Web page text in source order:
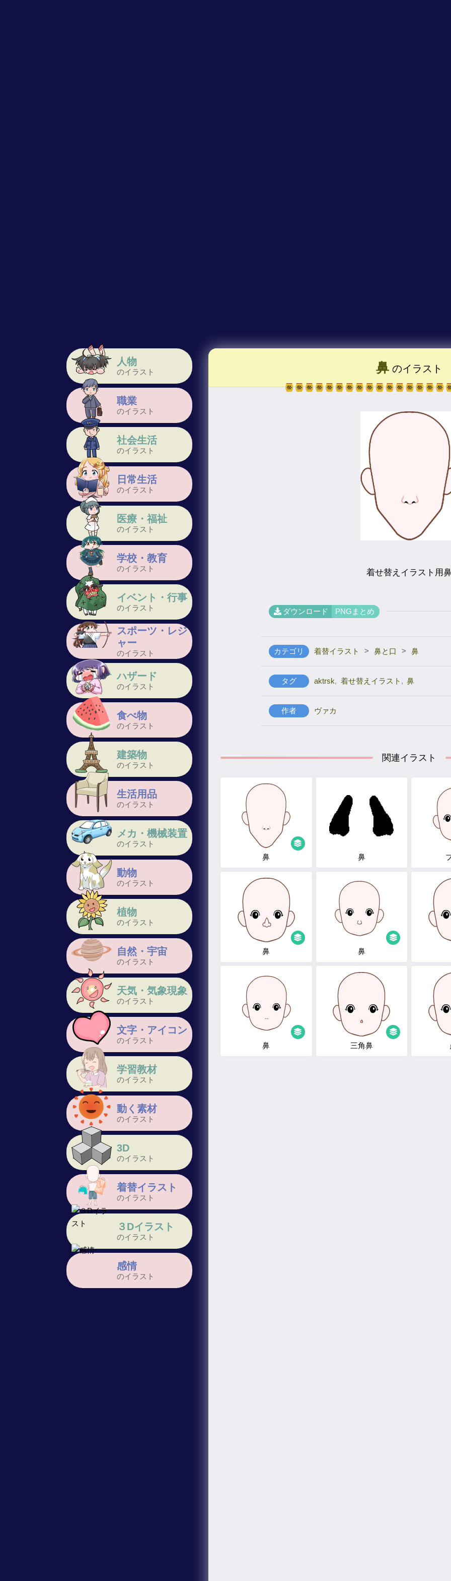
人物
のイラスト
職業
のイラスト
社会生活
のイラスト
日常生活
のイラスト
医療・福祉
のイラスト
学校・教育
のイラスト
イベント・行事
のイラスト
スポーツ・レジ
ャー
のイラスト
ハザード
のイラスト
食べ物
のイラスト
建築物
のイラスト
生活用品
のイラスト
メカ・機械装置
のイラスト
動物
のイラスト
植物
のイラスト
自然・宇宙
のイラスト
天気・気象現象
のイラスト
文字・アイコン
のイラスト
学習教材
のイラスト
動く素材
のイラスト
3D
のイラスト
着替イラスト
のイラスト
３Dイラスト
のイラスト
感情
のイラスト
鼻 のイラスト
着せ替えイラスト用
ダウンロード PNGまとめ
カテゴリ 着替イラスト > 鼻と口 > 鼻
タグ aktrsk, 着せ替えイラスト , 鼻
作者 ヴァカ
関連イラスト
鼻 鼻
鼻 鼻
鼻 三角鼻